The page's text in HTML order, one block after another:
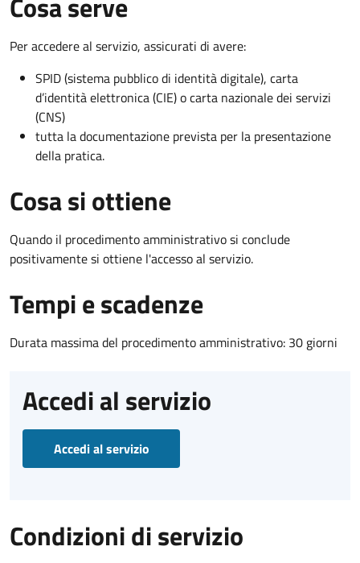
Per accedere al servizio, assicurati di avere:
SPID (sistema pubblico di identità digitale), carta
d’identità elettronica (CIE) o carta nazionale dei servizi
(CNS)
tutta la documentazione prevista per la presentazione
della pratica.
Cosa si ottiene
Quando il procedimento amministrativo si conclude
positivamente si ottiene l'accesso al servizio.
Tempi e scadenze
Durata massima del procedimento amministrativo: 30 giorni
Accedi al servizio
Accedi al servizio
Condizioni di servizio